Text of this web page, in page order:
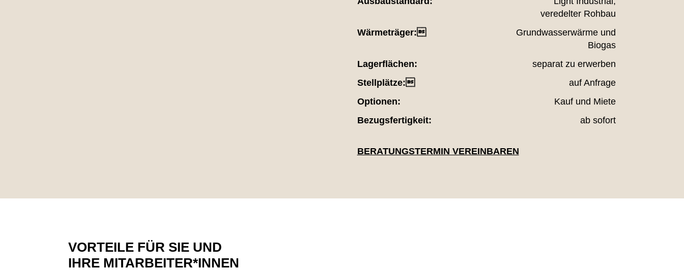
veredelter Rohbau
Wärmeträger:
Grundwasserwärme und
Biogas
Lagerflächen:
separat zu erwerben
Stellplätze:
auf Anfrage
Optionen:
Kauf und Miete
Bezugsfertigkeit:
ab sofort
BERATUNGSTERMIN VEREINBAREN
VORTEILE FÜR SIE UND
IHRE MITARBEITER*INNEN